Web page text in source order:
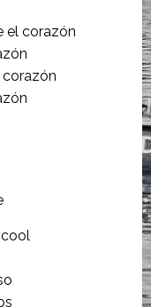
el corazón
corazón
cool